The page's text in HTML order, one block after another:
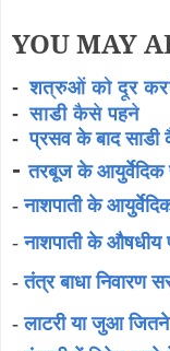
YOU MAY
-शत्रुओं को दूर
-साडी कैसे पहने
-प्रसव के बाद
-तरबूज के आयुर्वेदिक
-नाशपाती के
-नाशपाती के औषधीय
-तंत्र बाधा निवारण
-लाटरी या जुआ